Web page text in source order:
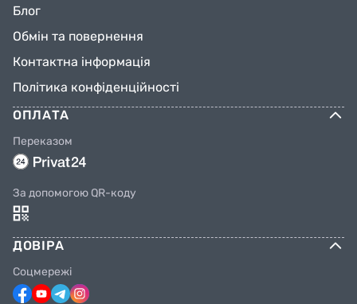
Блог
Обмін та повернення
Контактна інформація
Політика конфіденційності
ОПЛАТА
Переказом
За допомогою QR-коду
ДОВІРА
Соцмережі